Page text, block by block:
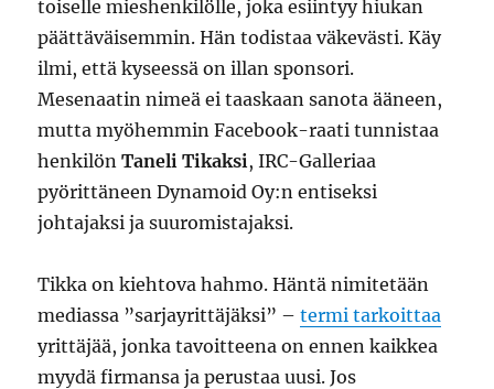
toiselle mieshenkilölle, joka esiintyy hiukan
päättäväisemmin. Hän todistaa väkevästi. Käy
ilmi, että kyseessä on illan sponsori.
Mesenaatin nimeä ei taaskaan sanota ääneen,
mutta myöhemmin Facebook-raati tunnistaa
henkilönTaneli Tikaksi , IRC-Galleriaa
pyörittäneen Dynamoid Oy:n entiseksi
johtajaksi ja suuromistajaksi.
Tikka on kiehtova hahmo. Häntä nimitetään
mediassa ”sarjayrittäjäksi” –termi tarkoittaa
yrittäjää, jonka tavoitteena on ennen kaikkea
myydä firmansa ja perustaa uusi. Jos